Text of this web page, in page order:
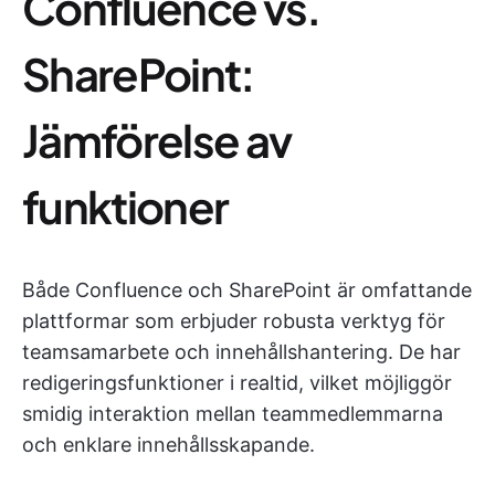
SharePoint:
Jämförelse av
funktioner
Både Confluence och SharePoint är omfattande
plattformar som erbjuder robusta verktyg för
teamsamarbete och innehållshantering. De har
redigeringsfunktioner i realtid, vilket möjliggör
smidig interaktion mellan teammedlemmarna
och enklare innehållsskapande.